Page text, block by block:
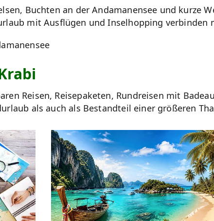
Buchten an der Andamanensee und kurze
mit Ausflügen und Inselhopping verbinden
Reisen, Reisepaketen, Rundreisen mit
als auch als Bestandteil einer größeren